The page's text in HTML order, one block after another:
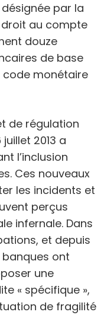
par la
droit au compte
douze
de base
code monétaire
de régulation
2013 a
l’inclusion
Ces nouveaux
les incidents et
perçus
infernale. Dans
et depuis
banques ont
une
« spécifique »,
de fragilité